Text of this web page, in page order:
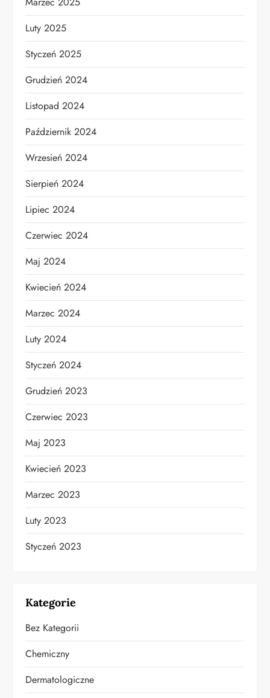
Luty 2025
Styczeń 2025
Grudzień 2024
Listopad 2024
Październik 2024
Wrzesień 2024
Sierpień 2024
Lipiec 2024
Czerwiec 2024
Maj 2024
Kwiecień 2024
Marzec 2024
Luty 2024
Styczeń 2024
Grudzień 2023
Czerwiec 2023
Maj 2023
Kwiecień 2023
Marzec 2023
Luty 2023
Styczeń 2023
Kategorie
Bez Kategorii
Chemiczny
Dermatologiczne